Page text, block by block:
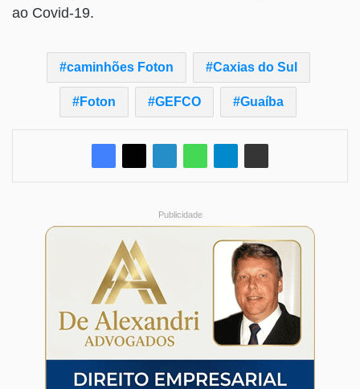
ao Covid-19.
caminhões Foton Caxias do Sul
Foton GEFCO Guaíba
Publicidade